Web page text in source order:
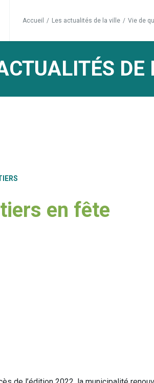
Accueil / Les actualités de la ville / Vie de
DE
en fête